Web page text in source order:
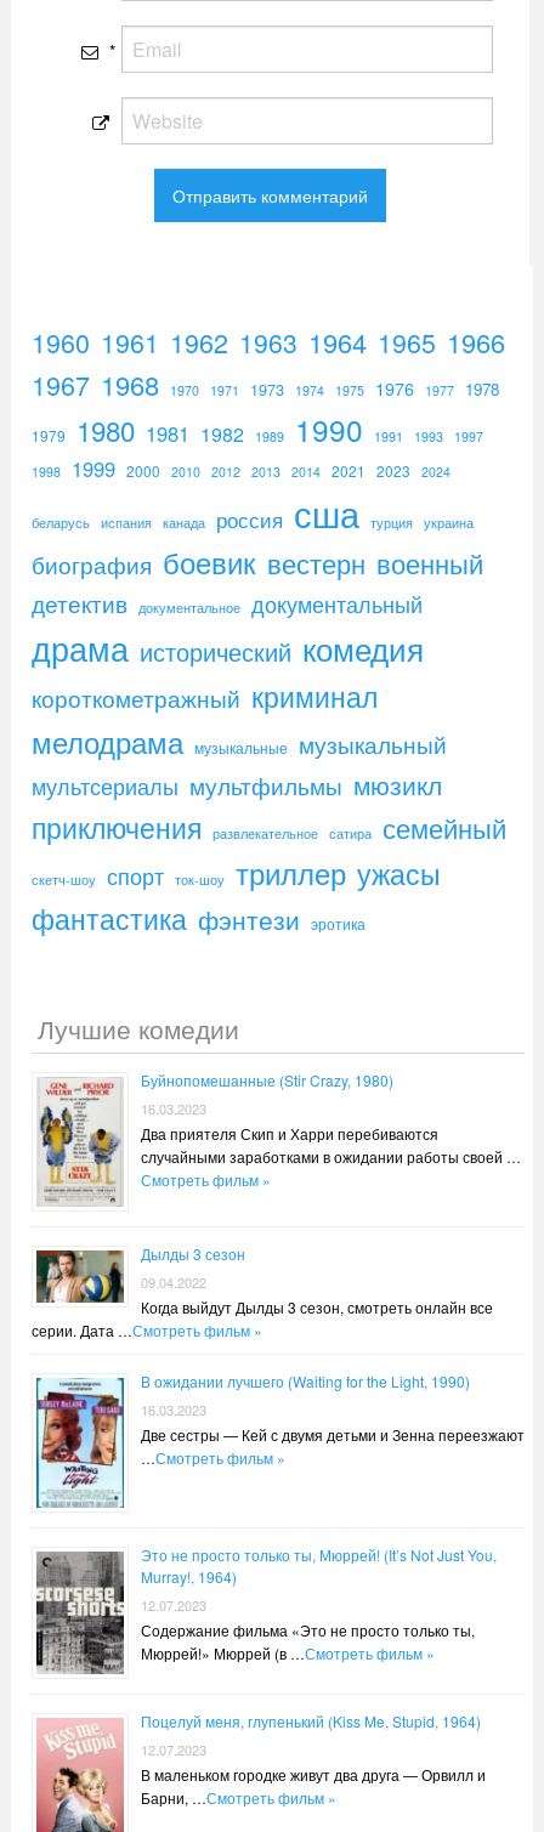
*
1960 1961 1962 1963 1964 1965 1966
1967 1968 1970 1971 1973 1974 1975 1976 1977 1978
1979 1980 1981 1982 1989 1990 1991 1993
1997
1998
1999 2000 2010 2012 2013 2014 2021 2023 2024
беларусь испания канада россия сша турция украина
биография боевик вестерн военный
детектив документальное документальный
драма исторический комедия
короткометражный криминал
мелодрама музыкальные музыкальный
мультсериалы мультфильмы мюзикл
приключения развлекательное сатира семейный
скетч-шоу спорт ток-шоу триллер ужасы
фантастика фэнтези эротика
Лучшие комедии
Буйнопомешанные (Stir Crazy, 1980)
16.03.2023
Два приятеля Скип и Харри перебиваются
случайными заработками в ожидании работы своей …
Смотреть фильм »
Дылды 3 сезон
09.04.2022
Когда выйдут Дылды 3 сезон, смотреть онлайн все
серии. Дата …Смотреть фильм »
В ожидании лучшего (Waiting for the Light, 1990)
16.03.2023
Две сестры — Кей с двумя детьми и Зенна переезжают
…Смотреть фильм »
Это не просто только ты, Мюррей! (It’s Not Just You,
Murray!, 1964)
12.07.2023
Содержание фильма «Это не просто только ты,
Мюррей!» Мюррей (в …Смотреть фильм »
Поцелуй меня, глупенький (Kiss Me, Stupid, 1964)
12.07.2023
В маленьком городке живут два друга — Орвилл и
Барни, …Смотреть фильм »